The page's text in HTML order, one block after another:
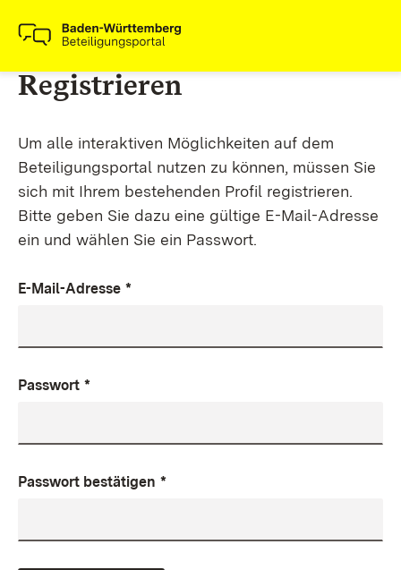
Registrieren
Um alle interaktiven Möglichkeiten auf dem
Beteiligungsportal nutzen zu können, müssen Sie
sich mit Ihrem bestehenden Profil registrieren.
Bitte geben Sie dazu eine gültige E-Mail-Adresse
ein und wählen Sie ein Passwort.
E-Mail-Adresse *
Passwort *
Passwort bestätigen *